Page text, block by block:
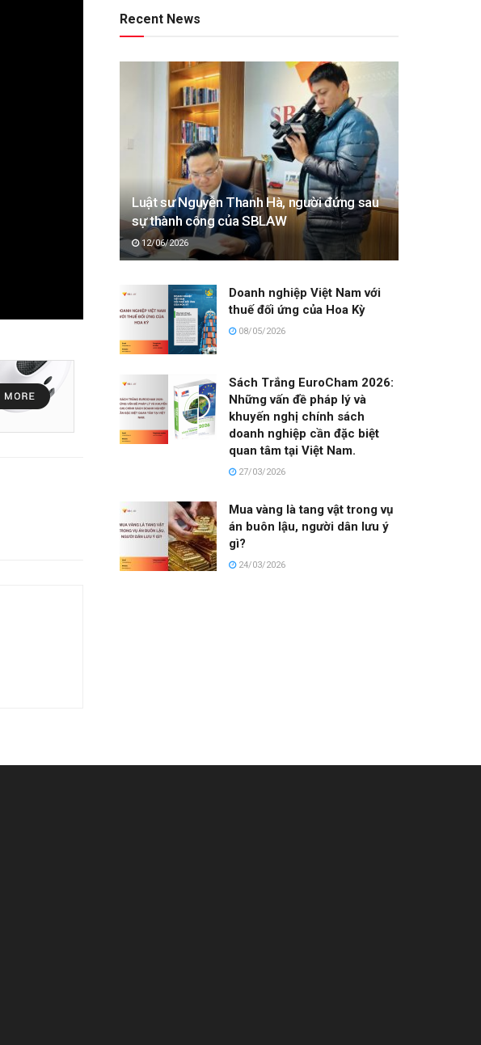
Recent News
Luật sư Nguyễn Thanh Hà, người đứng sau
sự thành công của SBLAW
12/06/2026
Doanh nghiệp Việt Nam với
thuế đối ứng của Hoa Kỳ
08/05/2026
Sách Trắng EuroCham 2026:
Những vấn đề pháp lý và
khuyến nghị chính sách
doanh nghiệp cần đặc biệt
quan tâm tại Việt Nam.
27/03/2026
Mua vàng là tang vật trong vụ
án buôn lậu, người dân lưu ý
gì?
24/03/2026